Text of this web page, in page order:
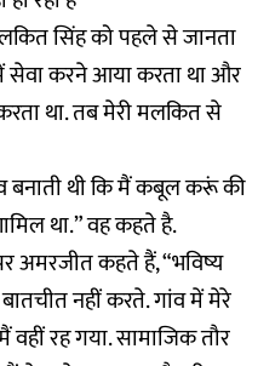
सिंह को पहले से जानता
सेवा करने आया करता था और
था. तब मेरी मलकित से
बनाती थी कि मैं कबूल करूं की
था.” वह कहते है.
अमरजीत कहते हैं, “भविष्य
नहीं करते. गांव में मेरे
रह गया. सामाजिक तौर